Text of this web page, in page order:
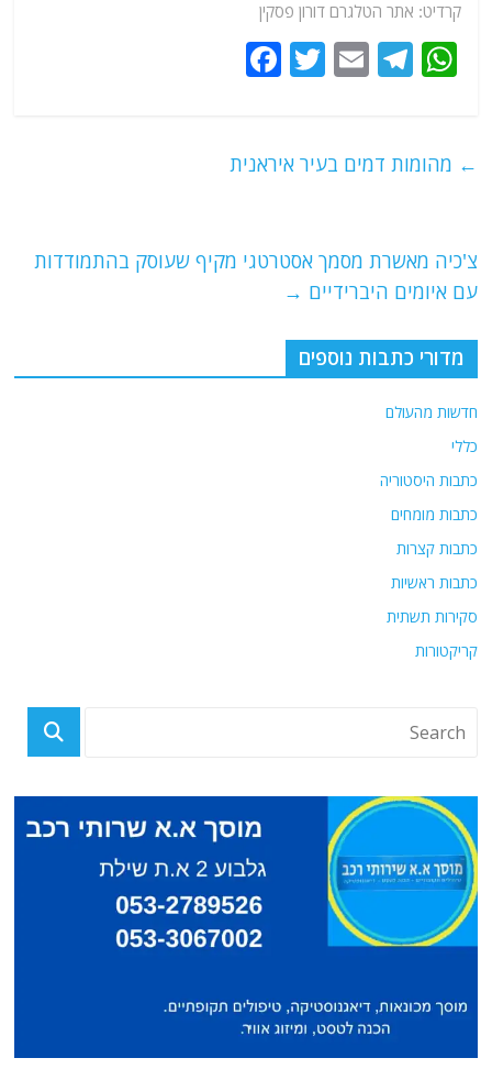
קרדיט: אתר הטלגרם דורון פסקין
W
s
p
T
g
E
l
T
er
e
o
← מהומות דמים בעיר איראנית
צ'כיה מאשרת מסמך אסטרטגי מקיף שעוסק בהתמודדות
עם איומים היברידיים →
מדורי כתבות נוספים
חדשות מהעולם
כללי
כתבות היסטוריה
כתבות מומחים
כתבות קצרות
כתבות ראשיות
סקירות תשתית
קריקטורות